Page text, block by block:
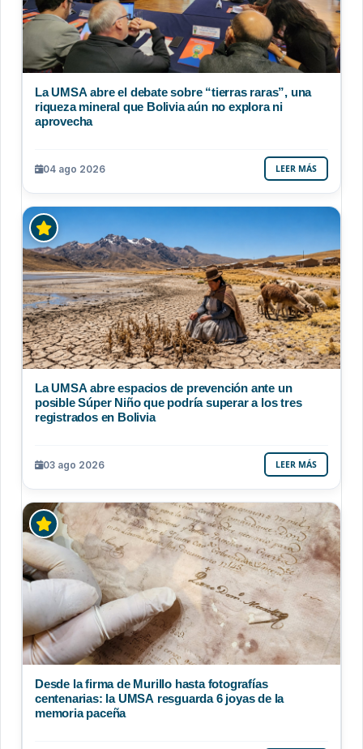
La UMSA abre el debate sobre “tierras raras”, una
riqueza mineral que Bolivia aún no explora ni
aprovecha
04 ago 2026 LEER MÁS
La UMSA abre espacios de prevención ante un
posible Súper Niño que podría superar a los tres
registrados en Bolivia
03 ago 2026 LEER MÁS
Desde la firma de Murillo hasta fotografías
centenarias: la UMSA resguarda 6 joyas de la
memoria paceña